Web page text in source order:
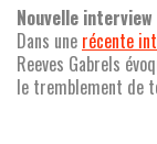
Nouvelle
Dans une récente
Reeves Gabrels
le tremblement de